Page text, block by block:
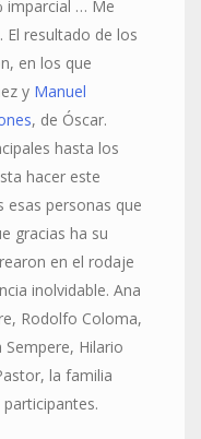
imparcial … Me
El resultado de los
en los que
y Manuel
, de Óscar.
hasta los
hacer este
personas que
gracias ha su
en el rodaje
inolvidable. Ana
Rodolfo Coloma,
Sempere, Hilario
la familia